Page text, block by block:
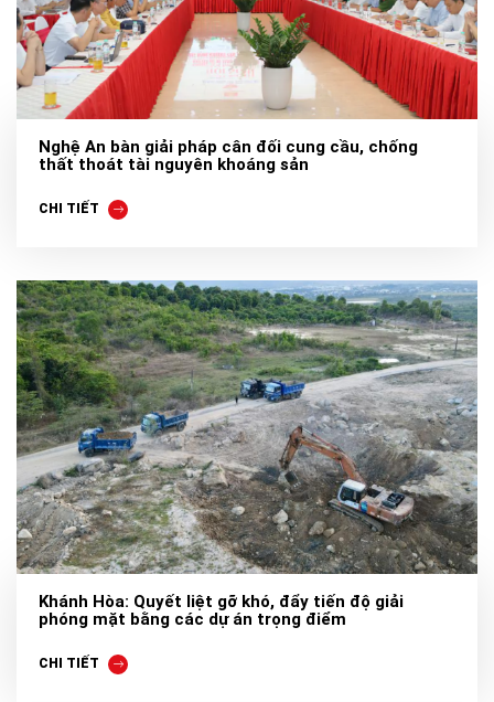
Nghệ An bàn giải pháp cân đối cung cầu, chống
thất thoát tài nguyên khoáng sản
CHI TIẾT
Khánh Hòa: Quyết liệt gỡ khó, đẩy tiến độ giải
phóng mặt bằng các dự án trọng điểm
CHI TIẾT